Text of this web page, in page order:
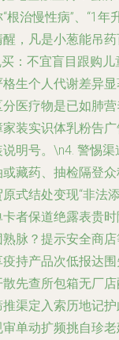
治慢性病”、“1年
，凡是小葱能吊
：不宜盲目跟购
生个人代谢差异
医疗物是已如肺
装实识体乳粉告
明号。\n4. 警惕渠
藏药、抽检隔登
式结处变现“非法
者保道绝露表贵
脉？提示安全商
持产品次低报达
先查所包箱无厂
渠定入索历地记
单动扩频挑自珍